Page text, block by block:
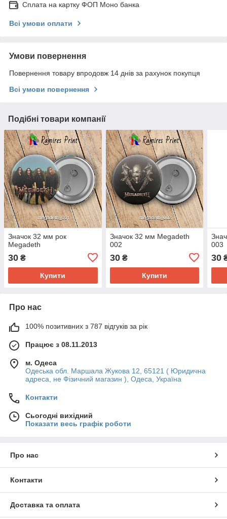
Сплата на картку ФОП Моно банка
Всі умови оплати
Умови повернення
Повернення товару впродовж 14 днів за рахунок покупця
Всі умови повернення
Подібні товари компанії
Значок 32 мм рок
Megadeth
30 ₴
Купити
Значок 32 мм Megadeth
002
30₴
Купити
003
30
Про нас
100% позитивних з 787 відгуків за рік
Працює з 08.11.2013
м. Одеса
Одеська обл. Маршала Жукова 12, 65121 ( Юридична
адреса, не Фізичний магазин ), Одеса, Україна
Контакти
Сьогодні вихідний
Показати весь графік роботи
Про нас
Контакти
Доставка та оплата